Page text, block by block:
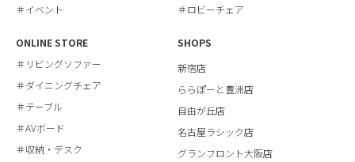
＃イベント
＃ロビーチェア
ONLINE STORE
＃リビングソファー
＃ダイニングチェア
＃テーブル
＃AVボード
＃収納・デスク
SHOPS
新宿店
ららぽーと豊洲店
自由が丘店
名古屋ラシック店
グランフロント大阪店